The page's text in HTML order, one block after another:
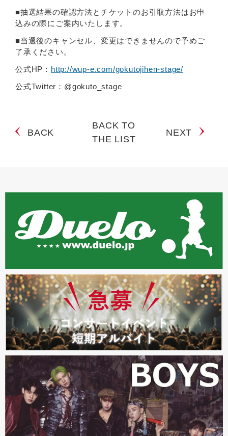
■抽選結果の確認方法とチケットのお引取方法はお申
込みの際にご案内いたします。
■当選後のキャンセル、変更はできませんので予めご
了承ください。
公式HP： http://wup-e.com/gokutojihen-stage/
公式Twitter：@gokuto_stage
BACK
BACK TO
THE LIST
NEXT